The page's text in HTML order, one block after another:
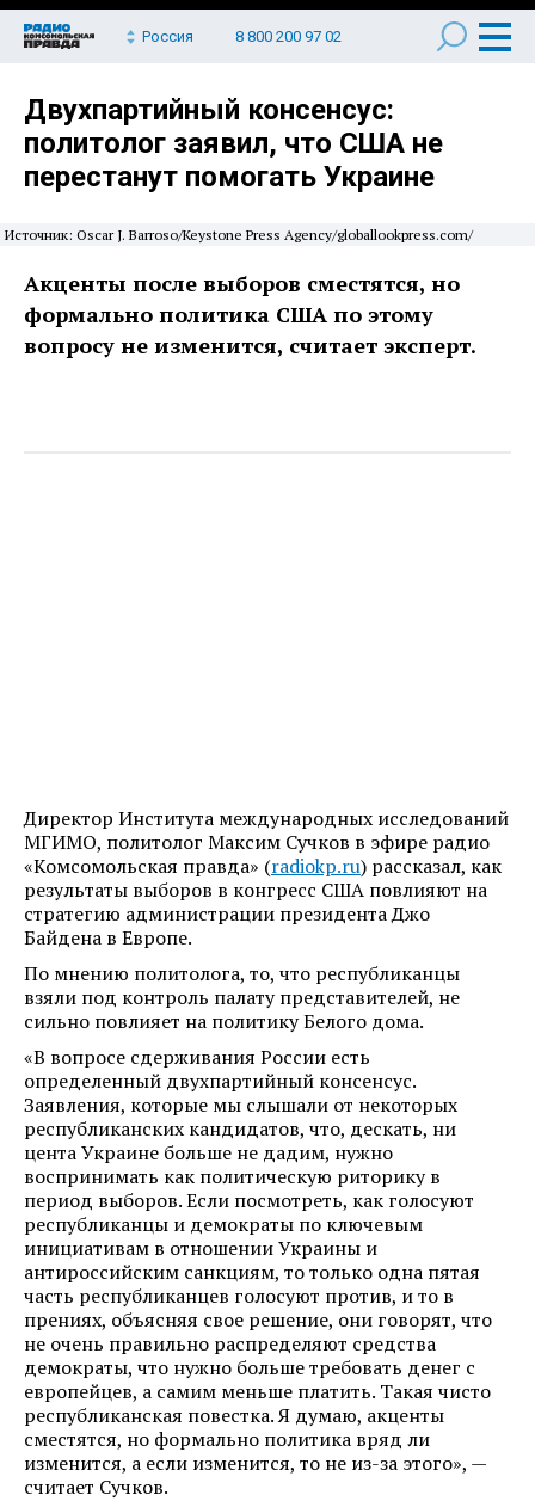
Россия 8 800 200 97 02
Двухпартийный консенсус:
политолог заявил, что США не
перестанут помогать Украине
Источник: Oscar J. Barroso/Keystone Press Agency/globallookpress.com/
Акценты после выборов сместятся, но
формально политика США по этому
вопросу не изменится, считает эксперт.
Директор Института международных исследований
МГИМО, политолог Максим Сучков в эфире радио
«Комсомольская правда» (radiokp.ru) рассказал, как
результаты выборов в конгресс США повлияют на
стратегию администрации президента Джо
Байдена в Европе.
По мнению политолога, то, что республиканцы
взяли под контроль палату представителей, не
сильно повлияет на политику Белого дома.
«В вопросе сдерживания России есть
определенный двухпартийный консенсус.
Заявления, которые мы слышали от некоторых
республиканских кандидатов, что, дескать, ни
цента Украине больше не дадим, нужно
воспринимать как политическую риторику в
период выборов. Если посмотреть, как голосуют
республиканцы и демократы по ключевым
инициативам в отношении Украины и
антироссийским санкциям, то только одна пятая
часть республиканцев голосуют против, и то в
прениях, объясняя свое решение, они говорят, что
не очень правильно распределяют средства
демократы, что нужно больше требовать денег с
европейцев, а самим меньше платить. Такая чисто
республиканская повестка. Я думаю, акценты
сместятся, но формально политика вряд ли
изменится, а если изменится, то не из-за этого», —
считает Сучков.